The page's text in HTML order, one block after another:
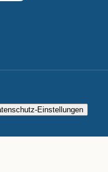
Einstellungen